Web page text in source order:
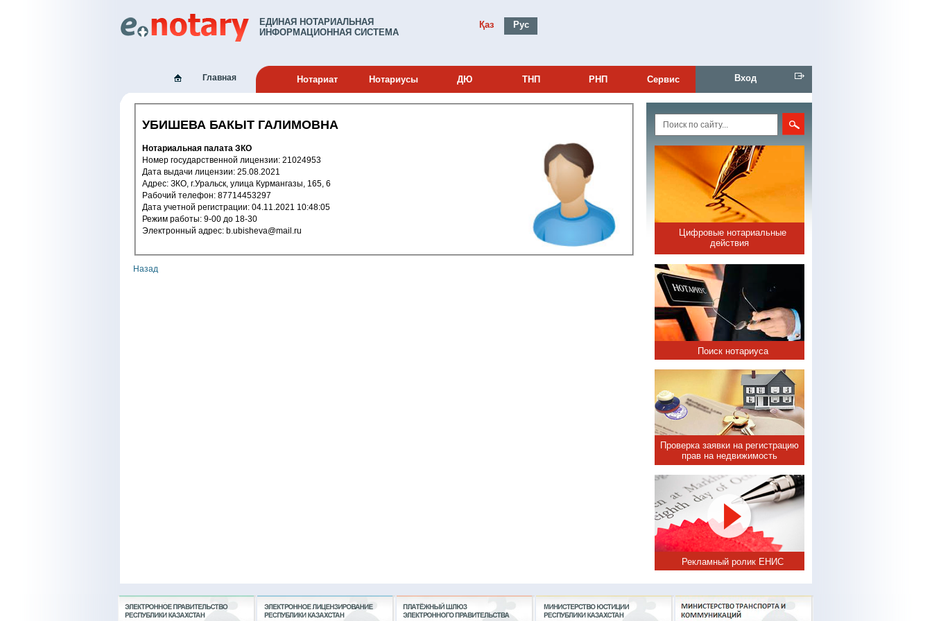
ЕДИНАЯ НОТАРИАЛЬНАЯ
ИНФОРМАЦИОННАЯ СИСТЕМА
Қаз Рус
Главная Нотариат Нотариусы ДЮ ТНП РНП Сервис Вход
УБИШЕВА БАКЫТ ГАЛИМОВНА
Нотариальная палата ЗКО
Номер государственной лицензии: 21024953
Дата выдачи лицензии: 25.08.2021
Адрес: ЗКО, г.Уральск, улица Курмангазы, 165, 6
Рабочий телефон: 87714453297
Дата учетной регистрации: 04.11.2021 10:48:05
Режим работы: 9-00 до 18-30
Электронный адрес: b.ubisheva@mail.ru
Назад
Цифровые нотариальные
действия
Поиск нотариуса
Проверка заявки на регистрацию
прав на недвижимость
Рекламный ролик ЕНИС